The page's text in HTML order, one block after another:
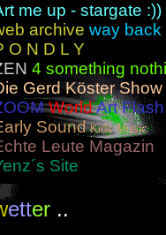
me up - stargate :))
archive way back
O N D L Y
4 something
Gerd Köster Show
WorldArt Flash
SoundKids Music
Leute Magazin
Site
etter ..